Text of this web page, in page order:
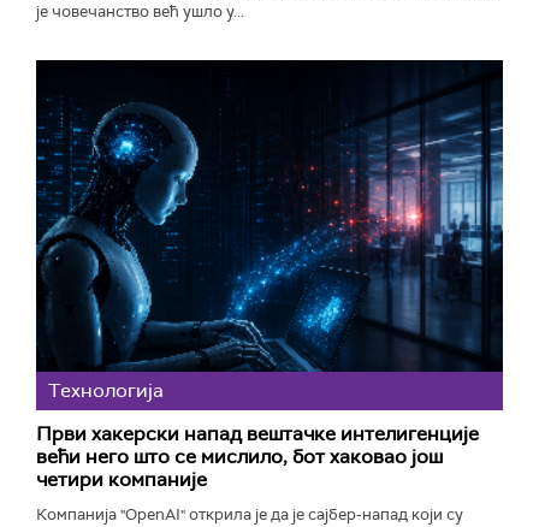
је човечанство већ ушло у...
Технологијa
Први хакерски напад вештачке интелигенције
већи него што се мислило, бот хаковао још
четири компаније
Компанија "OpenAI" открила је да је сајбер-напад који су